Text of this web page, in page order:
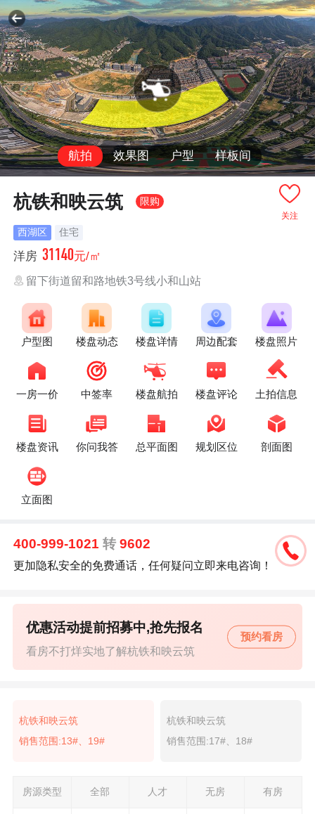
航拍 效果图 户型 样板间
关注
杭铁和映云筑 限购
西湖区 住宅
洋房 31140元/㎡
留下街道留和路地铁3号线小和山站
户型图 楼盘动态 楼盘详情 周边配套 楼盘照片
一房一价 中签率 楼盘航拍 楼盘评论 土拍信息
楼盘资讯 你问我答 总平面图 规划区位 剖面图
立面图
400-999-1021转 9602
更加隐私安全的免费通话，任何疑问立即来电咨询！
看房不打烊实地了解杭铁和映云筑
优惠活动提前招募中,抢先报名
预约看房
杭铁和映云筑
销售范围:13#、19#
杭铁和映云筑
销售范围:17#、18#
房源类型 全部 人才 无房 有房